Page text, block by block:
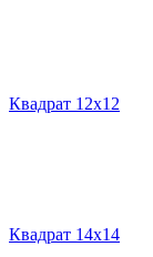
Квадрат 12х12
Квадрат 14х14